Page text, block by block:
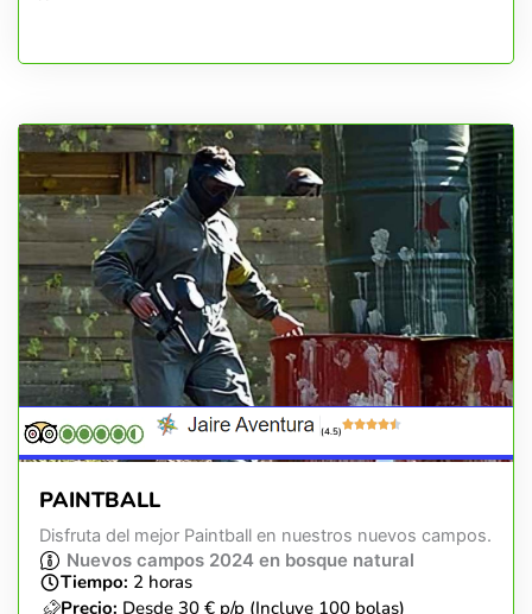
(4.5)
PAINTBALL
Disfruta del mejor Paintball en nuestros nuevos campos.
Nuevos campos 2024 en bosque natural
Tiempo: 2 horas
Precio: Desde 30 € p/p (Incluye 100 bolas)